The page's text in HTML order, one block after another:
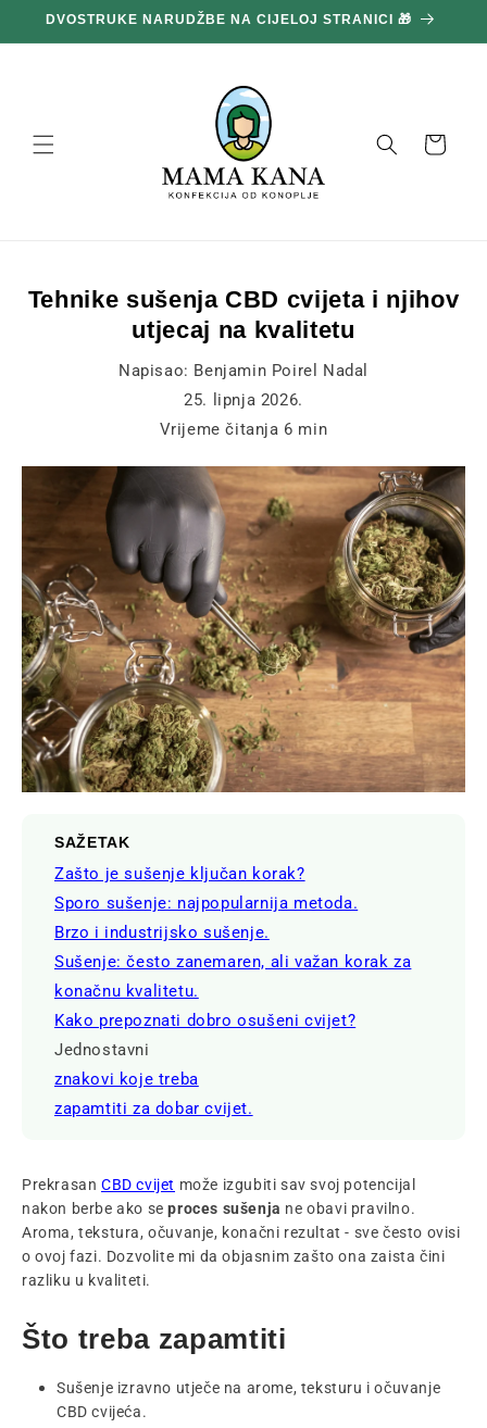
na
sadržaj
100 g GRATIS ZA SVAKIH POTROŠENIH 100 € 🔥
Košara
Tehnike sušenja CBD cvijeta i njihov
utjecaj na kvalitetu
Napisao: Benjamin Poirel Nadal
25. lipnja 2026.
Vrijeme čitanja 6 min
SAŽETAK
Zašto je sušenje ključan korak?
Sporo sušenje: najpopularnija metoda.
Brzo i industrijsko sušenje.
Sušenje: često zanemaren, ali važan korak za
konačnu kvalitetu.
Kako prepoznati dobro osušeni cvijet?
Jednostavni
znakovi koje treba
zapamtiti za dobar cvijet.
Prekrasan CBD cvijet može izgubiti sav svoj potencijal
nakon berbe ako seproces sušenja ne obavi pravilno.
Aroma, tekstura, očuvanje, konačni rezultat - sve često ovisi
o ovoj fazi. Dozvolite mi da objasnim zašto ona zaista čini
razliku u kvaliteti.
Što treba zapamtiti
Sušenje izravno utječe na arome, teksturu i očuvanje
CBD cvijeća.